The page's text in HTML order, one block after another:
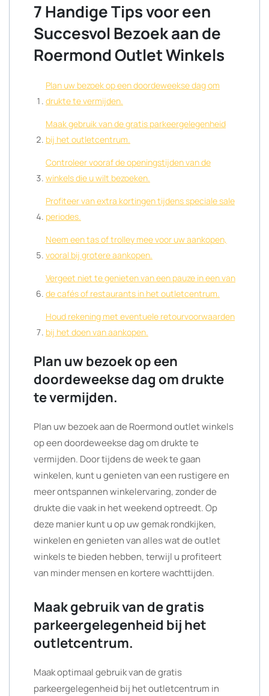
7 Handige Tips voor een
Succesvol Bezoek aan de
Roermond Outlet Winkels
Plan uw bezoek op een doordeweekse dag om
drukte te vermijden.
Maak gebruik van de gratis parkeergelegenheid
bij het outletcentrum.
Controleer vooraf de openingstijden van de
winkels die u wilt bezoeken.
Profiteer van extra kortingen tijdens speciale sale
periodes.
Neem een tas of trolley mee voor uw aankopen,
vooral bij grotere aankopen.
Vergeet niet te genieten van een pauze in een van
de cafés of restaurants in het outletcentrum.
Houd rekening met eventuele retourvoorwaarden
bij het doen van aankopen.
Plan uw bezoek op een
doordeweekse dag om drukte
te vermijden.
Plan uw bezoek aan de Roermond outlet winkels
op een doordeweekse dag om drukte te
vermijden. Door tijdens de week te gaan
winkelen, kunt u genieten van een rustigere en
meer ontspannen winkelervaring, zonder de
drukte die vaak in het weekend optreedt. Op
deze manier kunt u op uw gemak rondkijken,
winkelen en genieten van alles wat de outlet
winkels te bieden hebben, terwijl u profiteert
van minder mensen en kortere wachttijden.
Maak gebruik van de gratis
parkeergelegenheid bij het
outletcentrum.
Maak optimaal gebruik van de gratis
parkeergelegenheid bij het outletcentrum in